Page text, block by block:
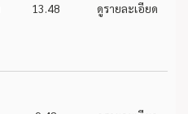
13.48 ดูรายละเอียด